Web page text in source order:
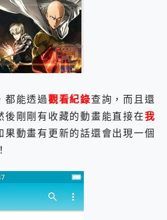
都能透過觀看紀錄查詢，而且還
後剛剛有收藏的動畫能直接在我
果動畫有更新的話還會出現一個